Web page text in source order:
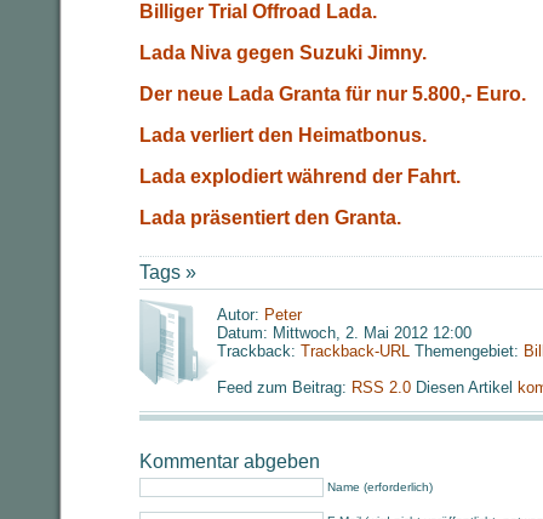
Billiger Trial Offroad Lada.
Lada Niva gegen Suzuki Jimny.
Der neue Lada Granta für nur 5.800,- Euro.
Lada verliert den Heimatbonus.
Lada explodiert während der Fahrt.
Lada präsentiert den Granta.
Tags »
Autor: Peter
Datum: Mittwoch, 2. Mai 2012 12:00
Trackback: Trackback-URL Themengebiet:
Feed zum Beitrag: RSS 2.0 Diesen Artikel
Kommentar abgeben
Name (erforderlich)